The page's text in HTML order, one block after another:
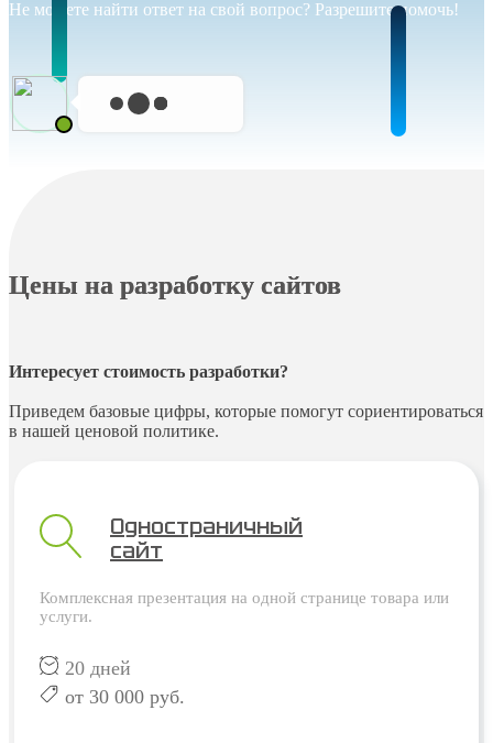
Не можете найти ответ на свой вопрос? Разрешите помочь!
Цены на разработку сайтов
Интересует стоимость разработки?
Приведем базовые цифры, которые помогут сориентироваться
в нашей ценовой политике.
Одностраничный
сайт
Комплексная презентация на одной странице товара или
услуги.
20 дней
от 30 000 руб.